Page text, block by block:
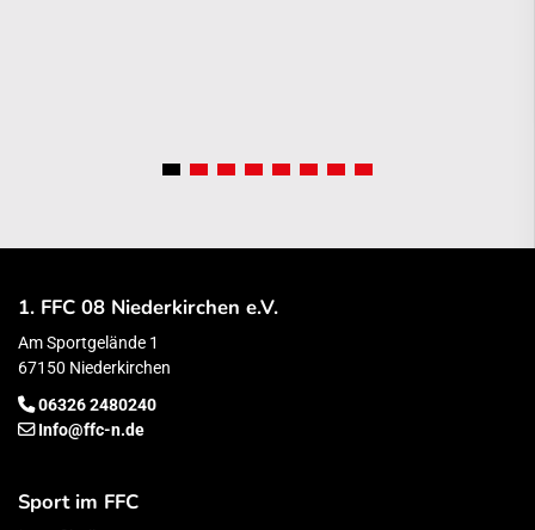
1. FFC 08 Niederkirchen e.V.
Am Sportgelände 1
67150 Niederkirchen
06326 2480240
Info@ffc-n.de
Sport im FFC